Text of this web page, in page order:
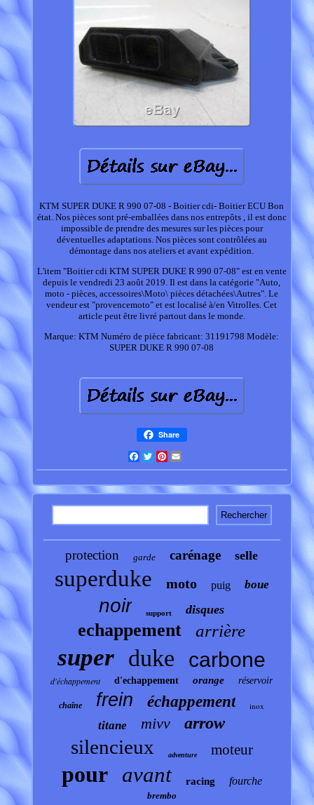
KTM SUPER DUKE R 990 07-08 - Boitier cdi- Boitier ECU Bon
état. Nos pièces sont pré-emballées dans nos entrepôts , il est donc
impossible de prendre des mesures sur les pièces pour
déventuelles adaptations. Nos pièces sont contrôlées au
démontage dans nos ateliers et avant expédition.
L'item "Boitier cdi KTM SUPER DUKE R 990 07-08" est en vente
depuis le vendredi 23 août 2019. Il est dans la catégorie "Auto,
moto - pièces, accessoires\Moto\ pièces détachées\Autres". Le
vendeur est "provencemoto" et est localisé à/en Vitrolles. Cet
article peut être livré partout dans le monde.
Marque: KTM Numéro de pièce fabricant: 31191798 Modèle:
SUPER DUKE R 990 07-08
Share
Facebook
TwitterPinterest
protection garde carénage selle
superduke moto puig boue
noir support disques
echappement arrière
super duke carbone
d'échappement d'echappement orange réservoir
chaîne frein échappement inox
titane mivv arrow
silencieux adventure moteur
pour avant racing fourche
brembo